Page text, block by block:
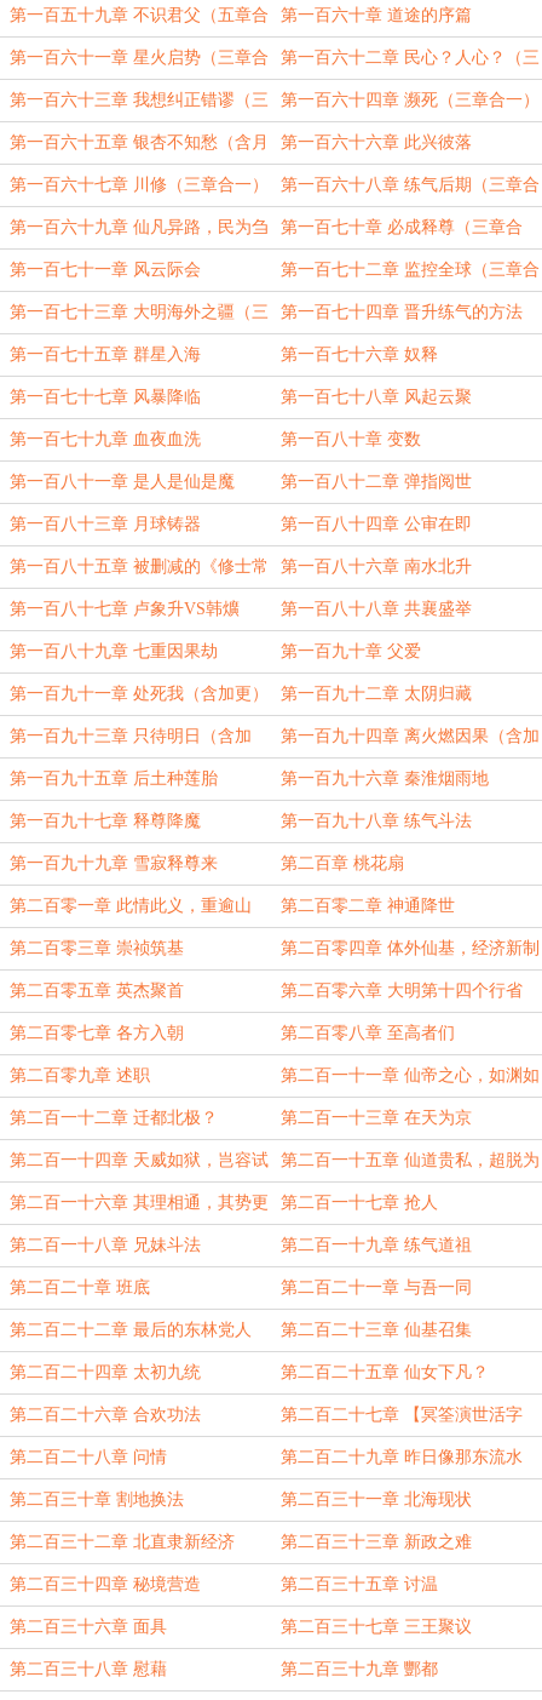
下江南（三章合一）
第一百五十九章 不识君父（五章合
一）
第一百六十章 道途的序篇
第一百六十一章 星火启势（三章合
一）
第一百六十二章 民心？人心？（三
章合一）
第一百六十三章 我想纠正错谬（三
章合一）
第一百六十四章 濒死（三章合一）
第一百六十五章 银杏不知愁（含月
票加更）
第一百六十六章 此兴彼落
第一百六十七章 川修（三章合一） 第一百六十八章 练气后期（三章合
一）
第一百六十九章 仙凡异路，民为刍
狗
第一百七十章 必成释尊（三章合
一）
第一百七十一章 风云际会 第一百七十二章 监控全球（三章合
一）
第一百七十三章 大明海外之疆（三
章合一）
第一百七十四章 晋升练气的方法
第一百七十五章 群星入海 第一百七十六章 奴释
第一百七十七章 风暴降临 第一百七十八章 风起云聚
第一百七十九章 血夜血洗 第一百八十章 变数
第一百八十一章 是人是仙是魔 第一百八十二章 弹指阅世
第一百八十三章 月球铸器 第一百八十四章 公审在即
第一百八十五章 被删减的《修士常
识》
第一百八十六章 南水北升
第一百八十七章 卢象升VS韩爌 第一百八十八章 共襄盛举
第一百八十九章 七重因果劫 第一百九十章 父爱
第一百九十一章 处死我（含加更） 第一百九十二章 太阴归藏
第一百九十三章 只待明日（含加
更）
第一百九十四章 离火燃因果（含加
更）
第一百九十五章 后土种莲胎 第一百九十六章 秦淮烟雨地
第一百九十七章 释尊降魔 第一百九十八章 练气斗法
第一百九十九章 雪寂释尊来 第二百章 桃花扇
第二百零一章 此情此义，重逾山
海。
第二百零二章 神通降世
第二百零三章 崇祯筑基 第二百零四章 体外仙基，经济新制
第二百零五章 英杰聚首 第二百零六章 大明第十四个行省
第二百零七章 各方入朝 第二百零八章 至高者们
第二百零九章 述职 第二百一十一章 仙帝之心，如渊如
海。
第二百一十二章 迁都北极？ 第二百一十三章 在天为京
第二百一十四章 天威如狱，岂容试
探？
第二百一十五章 仙道贵私，超脱为
重。
第二百一十六章 其理相通，其势更
宏。
第二百一十七章 抢人
第二百一十八章 兄妹斗法 第二百一十九章 练气道祖
第二百二十章 班底 第二百二十一章 与吾一同
第二百二十二章 最后的东林党人 第二百二十三章 仙基召集
第二百二十四章 太初九统 第二百二十五章 仙女下凡？
第二百二十六章 合欢功法 第二百二十七章 【冥筌演世活字
铭】与下一个二十年
第二百二十八章 问情 第二百二十九章 昨日像那东流水
第二百三十章 割地换法 第二百三十一章 北海现状
第二百三十二章 北直隶新经济 第二百三十三章 新政之难
第二百三十四章 秘境营造 第二百三十五章 讨温
第二百三十六章 面具 第二百三十七章 三王聚议
第二百三十八章 慰藉 第二百三十九章 酆都